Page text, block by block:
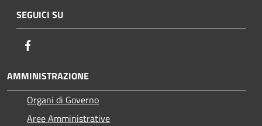
SEGUICI SU
AMMINISTRAZIONE
Organi di Governo
Aree Amministrative